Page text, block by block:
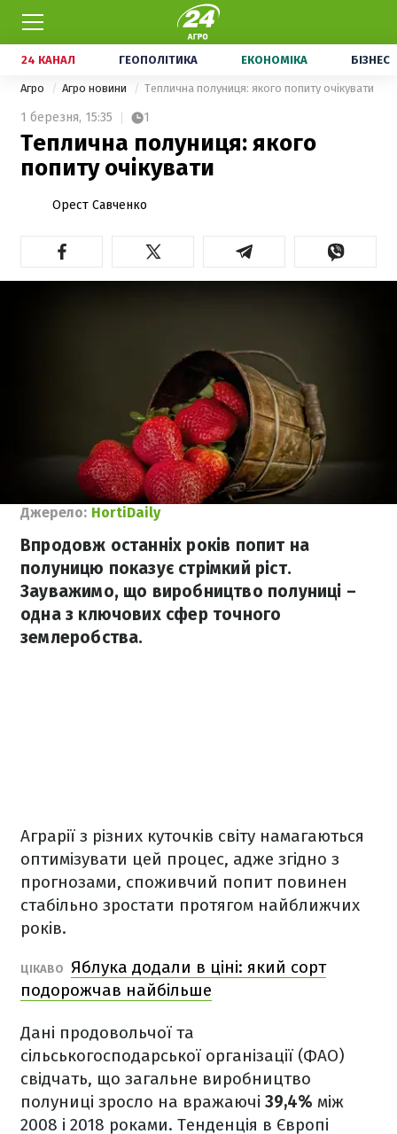
24 КАНАЛ ГЕОПОЛІТИКА ЕКОНОМІКА БІЗНЕС
Агро Агро новини Теплична полуниця: якого попиту очікувати
1 березня, 15:35 1
Теплична полуниця: якого
попиту очікувати
Орест Савченко
Джерело: HortiDaily
Впродовж останніх років попит на
полуницю показує стрімкий ріст.
Зауважимо, що виробництво полуниці –
одна з ключових сфер точного
землеробства.
Аграрії з різних куточків світу намагаються
оптимізувати цей процес, адже згідно з
прогнозами, споживчий попит повинен
стабільно зростати протягом найближчих
років.
ЦІКАВО Яблука додали в ціні: який сорт
подорожчав найбільше
Дані продовольчої та
сільськогосподарської організації (ФАО)
свідчать, що загальне виробництво
полуниці зросло на вражаючі 39,4% між
2008 і 2018 роками. Тенденція в Європі